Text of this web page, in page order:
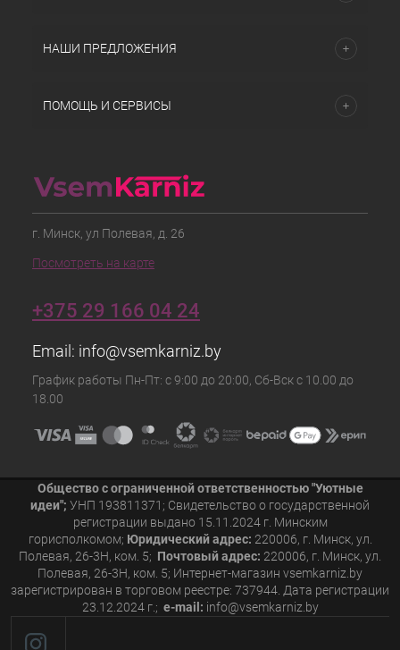
НАШИ ПРЕДЛОЖЕНИЯ
ПОМОЩЬ И СЕРВИСЫ
г. Минск, ул Полевая, д. 26
Посмотреть на карте
+375 29 166 04 24
Email: info@vsemkarniz.by
График работы Пн-Пт: с 9:00 до 20:00, Сб-Вск с 10.00 до
18.00
Общество с ограниченной ответственностью "Уютные
идеи"; УНП 193811371; Свидетельство о государственной
регистрации выдано 15.11.2024 г. Минским
горисполкомом; Юридический адрес: 220006, г. Минск, ул.
Полевая, 26-3Н, ком. 5; Почтовый адрес: 220006, г. Минск, ул.
Полевая, 26-3Н, ком. 5; Интернет-магазин vsemkarniz.by
зарегистрирован в торговом реестре: 737944. Дата регистрации
23.12.2024 г.; e-mail: info@vsemkarniz.by